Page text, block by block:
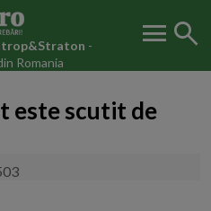
-
Romania
menu search
este scutit de